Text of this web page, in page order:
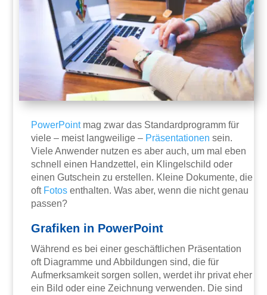
PowerPointmag zwar das Standardprogramm für
viele – meist langweilige – Präsentationen sein.
Viele Anwender nutzen es aber auch, um mal eben
schnell einen Handzettel, ein Klingelschild oder
einen Gutschein zu erstellen. Kleine Dokumente, die
oft Fotos enthalten. Was aber, wenn die nicht genau
passen?
Grafiken in PowerPoint
Während es bei einer geschäftlichen Präsentation
oft Diagramme und Abbildungen sind, die für
Aufmerksamkeit sorgen sollen, werdet ihr privat eher
ein Bild oder eine Zeichnung verwenden. Die sind